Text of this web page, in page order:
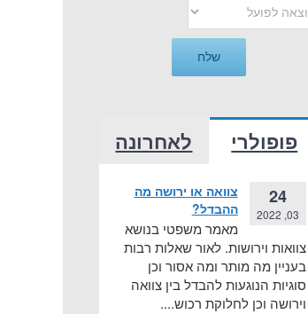
פופולרי לאחרונה
24
03, 2022
צוואה או ירושה מה
ההבדל?
מאמר משפטי בנושא
צוואות וירושות. לאור שאלות רבות
בעניין מה מותר ומה אסור וכן
סוגיות הנוגעות להבדל בין צוואה
וירושה וכן לחלוקת רכוש....